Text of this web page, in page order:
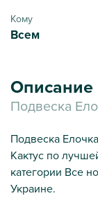
Кому
Всем
Описание
Подвеска
Подвеска
Кактус по
категории Все
Украине.